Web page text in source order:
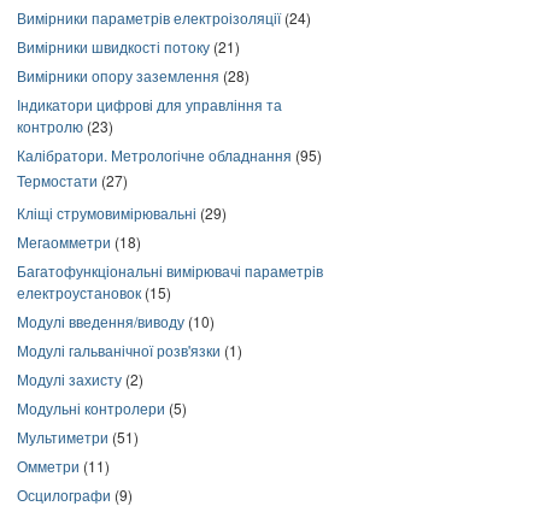
Вимірники параметрів електроізоляції(24)
Вимірники швидкості потоку (21)
Вимірники опору заземлення (28)
Індикатори цифрові для управління та
контролю (23)
Калібратори. Метрологічне обладнання (95)
Термостати (27)
Кліщі струмовимірювальні (29)
Мегаомметри (18)
Багатофункціональні вимірювачі параметрів
електроустановок (15)
Модулі введення/виводу (10)
Модулі гальванічної розв'язки (1)
Модулі захисту (2)
Модульні контролери (5)
Мультиметри (51)
Омметри (11)
Осцилографи (9)